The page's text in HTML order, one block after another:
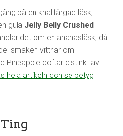
på en knallfärgad läsk,
gula Jelly Belly Crushed
det om en ananasläsk, då
smaken vittnar om
Pineapple doftar distinkt av
hela artikeln och se betyg
Ting